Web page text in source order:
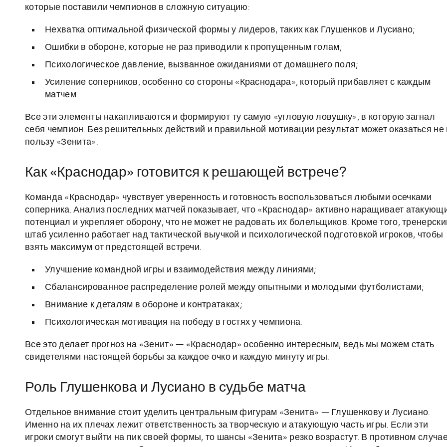
которые поставили чемпионов в сложную ситуацию:
Нехватка оптимальной физической формы у лидеров, таких как Глушенков и Лусиано;
Ошибки в обороне, которые не раз приводили к пропущенным голам;
Психологическое давление, вызванное ожиданиями от домашнего поля;
Усиление соперников, особенно со стороны «Краснодара», который прибавляет с каждым
матчем.
Все эти элементы накапливаются и формируют ту самую «угловую ловушку», в которую загнал
себя чемпион. Без решительных действий и правильной мотивации результат может оказаться не
пользу «Зенита».
Как «Краснодар» готовится к решающей встрече?
Команда «Краснодар» чувствует уверенность и готовность воспользоваться любыми осечками
соперника. Анализ последних матчей показывает, что «Краснодар» активно наращивает
потенциал и укрепляет оборону, что не может не радовать их болельщиков. Кроме того,
штаб усиленно работает над тактической выучкой и психологической подготовкой игроков, чтобы
взять максимум от предстоящей встречи.
Улучшение командной игры и взаимодействия между линиями;
Сбалансированное распределение ролей между опытными и молодыми футболистами;
Внимание к деталям в обороне и контратаках;
Психологическая мотивация на победу в гостях у чемпиона.
Все это делает прогноз на «Зенит» — «Краснодар» особенно интересным, ведь мы можем стать
свидетелями настоящей борьбы за каждое очко и каждую минуту игры.
Роль Глушенкова и Лусиано в судьбе матча
Отдельное внимание стоит уделить центральным фигурам «Зенита» — Глушенкову и Лусиано.
Именно на их плечах лежит ответственность за творческую и атакующую часть игры. Если эти
игроки смогут выйти на пик своей формы, то шансы «Зенита» резко возрастут. В противном